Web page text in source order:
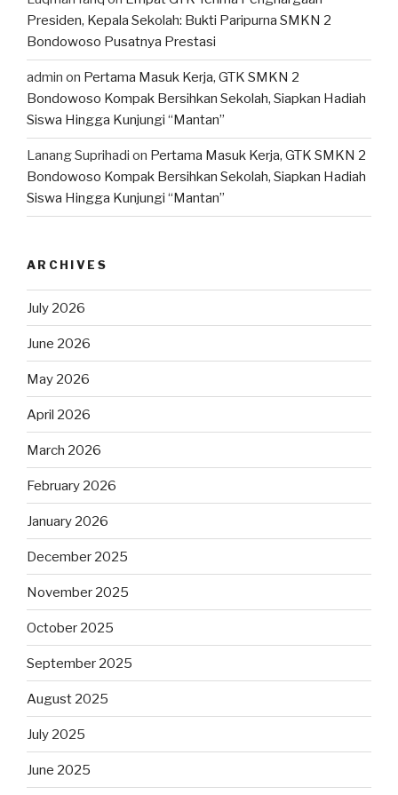
Presiden, Kepala Sekolah: Bukti Paripurna SMKN 2
Bondowoso Pusatnya Prestasi
admin on Pertama Masuk Kerja, GTK SMKN 2
Bondowoso Kompak Bersihkan Sekolah, Siapkan Hadiah
Siswa Hingga Kunjungi “Mantan”
Lanang Suprihadi on Pertama Masuk Kerja, GTK SMKN 2
Bondowoso Kompak Bersihkan Sekolah, Siapkan Hadiah
Siswa Hingga Kunjungi “Mantan”
ARCHIVES
July 2026
June 2026
May 2026
April 2026
March 2026
February 2026
January 2026
December 2025
November 2025
October 2025
September 2025
August 2025
July 2025
June 2025